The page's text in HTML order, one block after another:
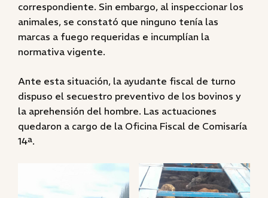
correspondiente. Sin embargo, al inspeccionar los
animales, se constató que ninguno tenía las
marcas a fuego requeridas e incumplían la
normativa vigente.
Ante esta situación, la ayudante fiscal de turno
dispuso el secuestro preventivo de los bovinos y
la aprehensión del hombre. Las actuaciones
quedaron a cargo de la Oficina Fiscal de Comisaría
14ª.